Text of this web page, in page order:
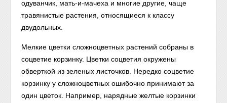
одуванчик, мать-и-мачеха и многие другие, чаще
травянистые растения, относящиеся к классу
двудольных.
Мелкие цветки сложноцветных растений собраны в
соцветие корзинку. Цветки соцветия окружены
обверткой из зеленых листочков. Нередко соцветие
корзинку у сложноцветных ошибочно принимают за
один цветок. Например, нарядные желтые корзинки